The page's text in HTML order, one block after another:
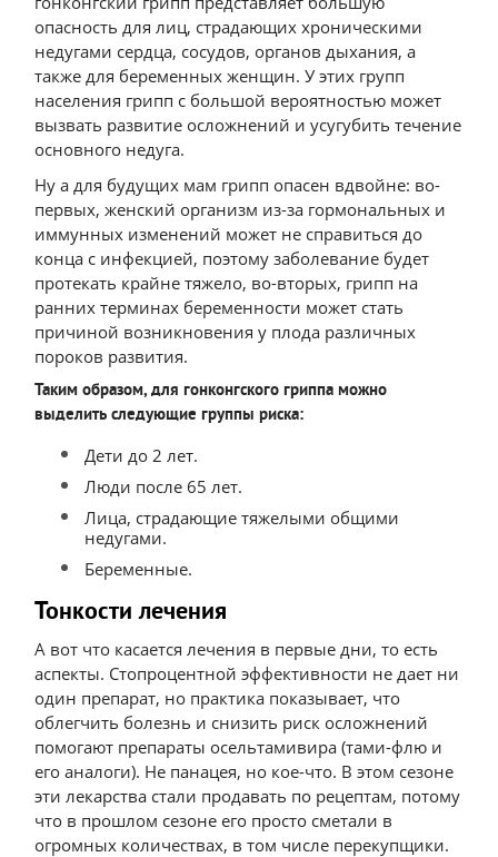
опасность для лиц, страдающих хроническими
недугами сердца, сосудов, органов дыхания, а
также для беременных женщин. У этих групп
населения грипп с большой вероятностью может
вызвать развитие осложнений и усугубить течение
основного недуга.
Ну а для будущих мам грипп опасен вдвойне: во-
первых, женский организм из-за гормональных и
иммунных изменений может не справиться до
конца с инфекцией, поэтому заболевание будет
протекать крайне тяжело, во-вторых, грипп на
ранних терминах беременности может стать
причиной возникновения у плода различных
пороков развития.
Таким образом, для гонконгского гриппа можно
выделить следующие группы риска:
Дети до 2 лет.
Люди после 65 лет.
Лица, страдающие тяжелыми общими
недугами.
Беременные.
Тонкости лечения
А вот что касается лечения в первые дни, то есть
аспекты. Стопроцентной эффективности не дает ни
один препарат, но практика показывает, что
облегчить болезнь и снизить риск осложнений
помогают препараты осельтамивира (тами-флю и
его аналоги). Не панацея, но кое-что. В этом сезоне
эти лекарства стали продавать по рецептам, потому
что в прошлом сезоне его просто сметали в
огромных количествах, в том числе перекупщики.